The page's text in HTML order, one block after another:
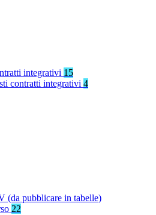
integrativi 15
contratti integrativi 4
(da pubblicare in tabelle)
22